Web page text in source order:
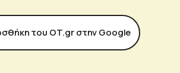
του ΟΤ.gr στην Google